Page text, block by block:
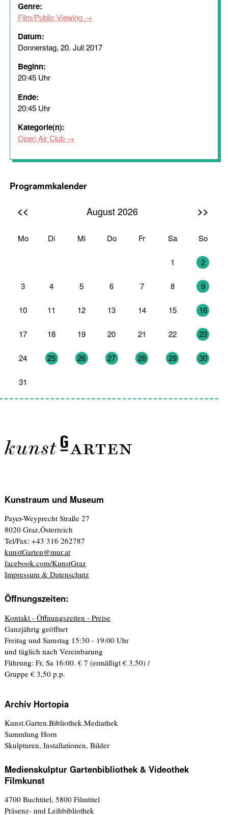
Genre:
Film/Public Viewing
Datum:
Donnerstag, 20. Juli 2017
Beginn:
20:45 Uhr
Ende:
20:45 Uhr
Kategorie(n):
Open Air Club
Programmkalender
<< August 2026 >>
Mo Di Mi Do Fr Sa So
1 2
3 4 5 6 7 8 9
10 11 12 13 14 15 16
17 18 19 20 21 22 23
24 25 26 27 28 29 30
31
Kunstraum und Museum
Payer-Weyprecht Straße 27
8020 Graz,Österreich
Tel/Fax: +43 316 262787
kunstGarten@mur.at
facebook.com/KunstGraz
Impressum & Datenschutz
Öffnungszeiten:
Kontakt - Öffnungszeiten - Preise
Ganzjährig geöffnet
Freitag und Samstag 15:30 - 19:00 Uhr
und täglich nach Vereinbarung
Führung: Fr, Sa 16:00. € 7 (ermäßigt € 3,50) /
Gruppe € 3,50 p.p.
Archiv Hortopia
Kunst.Garten.Bibliothek.Mediathek
Sammlung Horn
Skulpturen, Installationen, Bilder
Medienskulptur Gartenbibliothek & Videothek
Filmkunst
4700 Buchtitel, 5800 Filmtitel
Präsenz- und Leihbibliothek